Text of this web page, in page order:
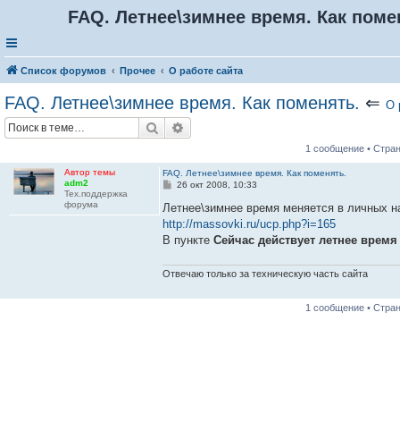
FAQ. Летнее\зимнее время. Как
Список форумов Прочее О работе сайта
FAQ. Летнее\зимнее время. Как поменять. ⇐ О
Поиск
1 сообщение •
Автор темы
adm2
Тех.поддержка
форума
FAQ. Летнее\зимнее время. Как поменять.
С
о
щ
е
26 окт 2008, 10:33
Летнее\зимнее время меняется в личных
http://massovki.ru/ucp.php?i=165
В пунктеСейчас действует летнее время
Отвечаю только за техническую часть сайта
1 сообщение •